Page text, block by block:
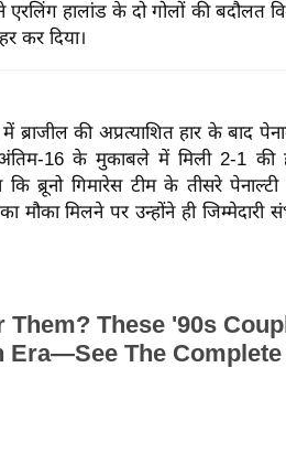
ने एरलिंग हालांड के दो गोलों की
कर दिया।
ब्राजील की अप्रत्याशित हार के बाद
16 के मुकाबले में मिली 2-1 की
कि ब्रूनो गिमारेस टीम के तीसरे
मौका मिलने पर उन्होंने ही जिम्मेदारी